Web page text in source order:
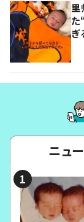
里
た
ぎ
ニュ